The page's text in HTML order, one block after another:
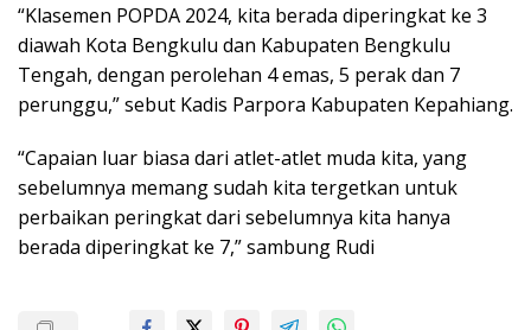
“Klasemen POPDA 2024, kita berada diperingkat ke 3
diawah Kota Bengkulu dan Kabupaten Bengkulu
Tengah, dengan perolehan 4 emas, 5 perak dan 7
perunggu,” sebut Kadis Parpora Kabupaten Kepahiang.
“Capaian luar biasa dari atlet-atlet muda kita, yang
sebelumnya memang sudah kita tergetkan untuk
perbaikan peringkat dari sebelumnya kita hanya
berada diperingkat ke 7,” sambung Rudi